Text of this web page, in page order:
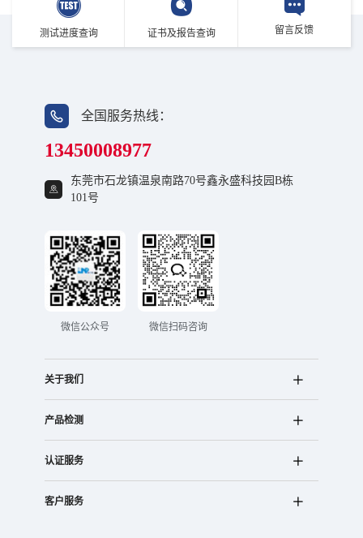
测试进度查询 证书及报告查询 留言反馈
全国服务热线：
13450008977
东莞市石龙镇温泉南路70号鑫永盛科技园B栋
101号
微信公众号 微信扫码咨询
关于我们
产品检测
认证服务
客户服务